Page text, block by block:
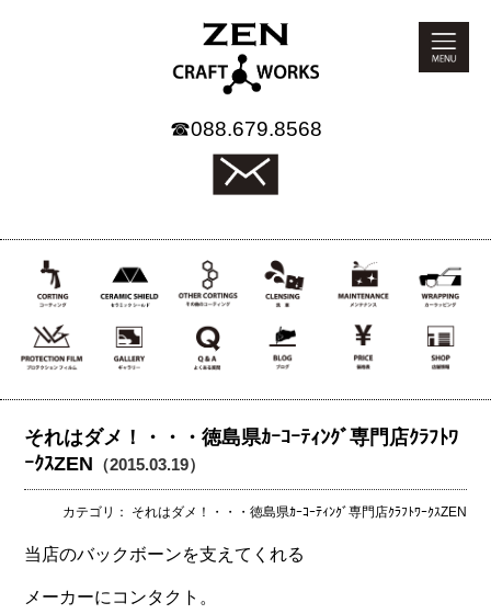
☎088.679.8568
それはダメ！・・・徳島県ｶｰｺｰﾃｨﾝｸﾞ専門店ｸﾗﾌﾄﾜ
ｰｸｽZEN （2015.03.19）
カテゴリ： それはダメ！・・・徳島県ｶｰｺｰﾃｨﾝｸﾞ専門店ｸﾗﾌﾄﾜｰｸｽZEN
当店のバックボーンを支えてくれる
メーカーにコンタクト。